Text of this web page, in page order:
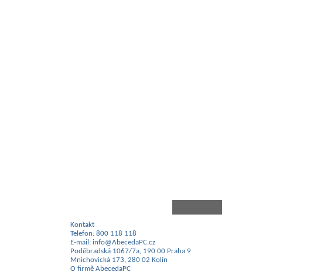
Kontakt
Telefon: 800 118 118
E-mail: info@AbecedaPC.cz
Poděbradská 1067/7a, 190 00 Praha 9
Mnichovická 173, 280 02 Kolín
O firmě AbecedaPC